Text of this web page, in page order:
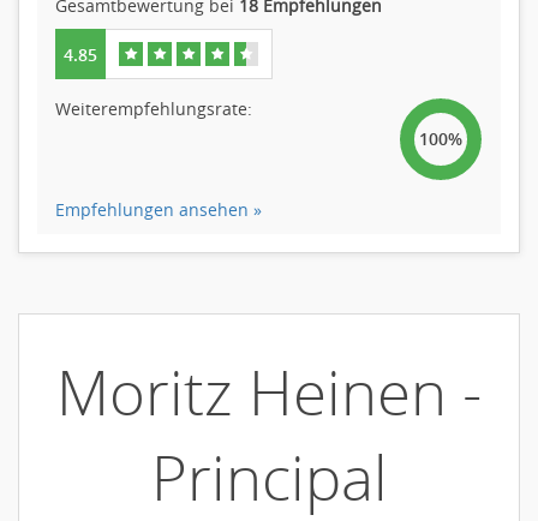
Gesamtbewertung bei 18 Empfehlungen
4.85
Weiterempfehlungsrate:
100%
Empfehlungen ansehen »
Moritz Heinen -
Principal